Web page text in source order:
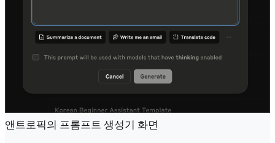
앤트로픽의 프롬프트 생성기 화면